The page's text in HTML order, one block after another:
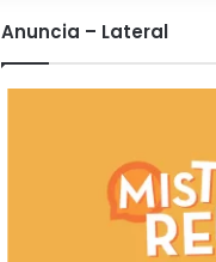
Anuncia – Lateral